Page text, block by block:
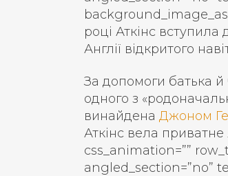
році Аткінс вступила
Англії відкритого
За допомоги батька
одного з
винайдена Джоном
Аткінс вела
css_animation=””
angled_section=”no”